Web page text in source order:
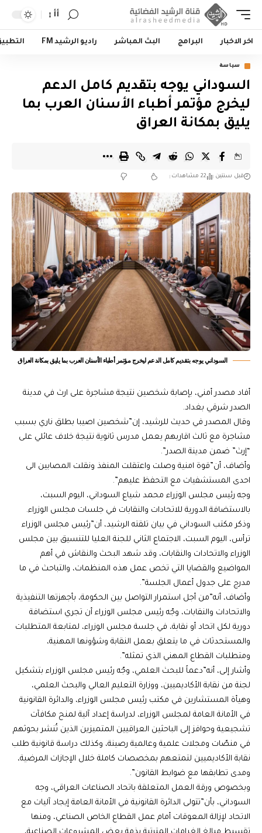
أأ
اخر الاخبار البرامج البث المباشر راديو الرشيد FM
سياسة
السوداني يوجه بتقديم كامل الدعم
ليخرج مؤتمر أطباء الأسنان العرب بما
يليق بمكانة العراق
قبل سنتين 22 مشاهدات
السوداني يوجه بتقديم كامل الدعم ليخرج مؤتمر أطباء الأسنان العرب بما يليق بمكانة العراق
أفاد مصدر أمني، بإصابة شخصين نتيجة مشاجرة على ارث في مدينة
الصدر شرقي بغداد.
وقال المصدر في حديث للرشيد، إن”شخصين اصيبا بطلق ناري بسبب
مشاجرة مع ثالث اقاربهم يعمل مدرس ثانوية نتيجة خلاف عائلي على
“إرث” ضمن مدينة الصدر”.
وأضاف، أن”قوة امنية وصلت واعتقلت المنفذ ونقلت المصابين الى
احدى المستشفيات مع التحفظ عليهم”.
وجه رئيس مجلس الوزراء محمد شياع السوداني، اليوم السبت،
بالاستضافة الدورية للاتحادات والنقابات في جلسات مجلس الوزراء.
وذكر مكتب السوداني في بيان تلقته الرشيد، أن”رئيس مجلس الوزراء
ترأس، اليوم السبت، الاجتماع الثاني للجنة العليا للتنسيق بين مجلس
الوزراء والاتحادات والنقابات، وقد شهد البحث والنقاش في أهم
المواضيع والقضايا التي تخص عمل هذه المنظمات، والتباحث في ما
مدرج على جدول أعمال الجلسة”.
وأضاف، أنه”من أجل استمرار التواصل بين الحكومة، بأجهزتها التنفيذية
والاتحادات والنقابات، وجّه رئيس مجلس الوزراء أن تجري استضافة
دورية لكل اتحاد أو نقابة، في جلسة مجلس الوزراء، لمتابعة المتطلبات
والمستحدثات في ما يتعلق بعمل النقابة وشؤونها المهنية،
ومتطلبات القطاع المهني الذي تمثله”.
وأشار إلى، أنه”دعماً للبحث العلمي، وجّه رئيس مجلس الوزراء بتشكيل
لجنة من نقابة الأكاديميين، ووزارة التعليم العالي والبحث العلمي،
وهيأة المستشارين في مكتب رئيس مجلس الوزراء، والدائرة القانونية
في الأمانة العامة لمجلس الوزراء، لدراسة إعداد آلية لمنح مكافآت
تشجيعية وحوافز إلى الباحثين العراقيين المتميزين الذين تُنشر بحوثهم
في منصّات ومجلات علمية وعالمية رصينة، وكذلك دراسة قانونية طلب
نقابة الأكاديميين لتمتعهم بمخصصات كاملة خلال الإجازات المرضية،
ومدى تطابقها مع ضوابط القانون”.
وبخصوص ورقة العمل المتعلقة باتحاد الصناعات العراقي، وجه
السوداني، بأن”تتولى الدائرة القانونية في الأمانة العامة إيجاد آليات مع
الاتحاد لإزالة المعوقات أمام عمل القطاع الخاص الصناعي، ومنها